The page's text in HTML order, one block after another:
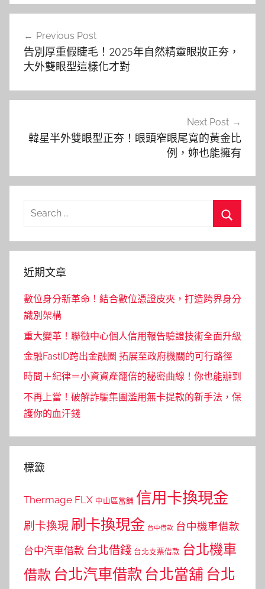
覽
Previous Post
告別厚重假睫毛！2025年自然精靈眼妝正夯，
大外雙眼型這樣化才對
Next Post
韓星半外雙眼型正夯！眼頭窄眼尾寬的黃金比
例，妳也能擁有
Search
近期文章
數位身分新革命！結合數位憑證皮夾，打造跨界身分
識別架構
重大變革！聯徵中心個人信用報告驗證技術全面升級
金融FastID跨出金融圈 拓展至政府機關的可行路徑
時間＋紀律＝小資資產翻倍的秘密曲線！你也能辦到
不再上當！破解詐騙集團濫用無卡提款的新手法，保
護你的血汗錢
標籤
Thermage FLX 中山區當舖 信用卡換現金
刷卡換現 刷卡換現金 台中借款 台中機車借款
台中汽車借款 台北借錢 台北支票借款 台北機車
借款 台北汽車借款 台北當舖 台北